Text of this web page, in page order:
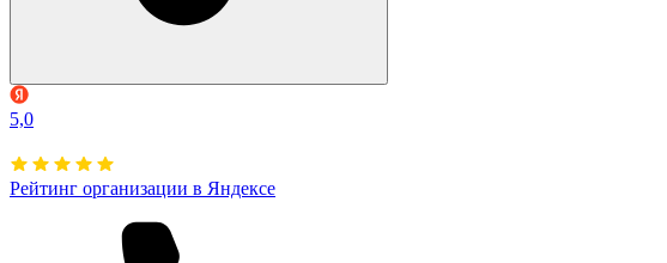
5,0
Рейтинг организации в Яндексе